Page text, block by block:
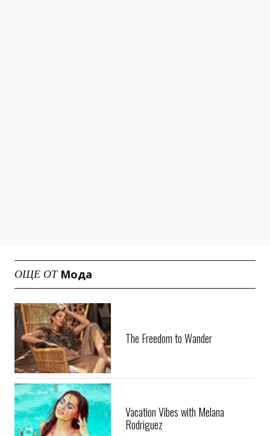
ОЩЕ ОТ Мода
The Freedom to Wander
Vacation Vibes with Melana
Rodriguez